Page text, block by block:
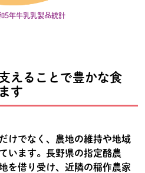
5年牛乳乳製品統計
えることで豊かな食
す
けでなく、農地の維持や地域
います。長野県の指定酪農
を借り受け、近隣の稲作農家